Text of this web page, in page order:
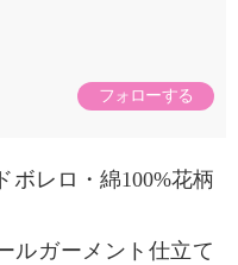
フォローする
レロ・綿100%花柄
ルガーメント仕立て